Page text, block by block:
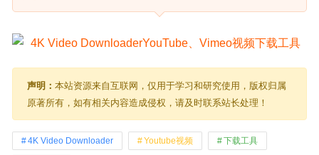
声明： 本站资源来自互联网，仅用于学习和研究使用，版权归属
原著所有，如有相关内容造成侵权，请及时联系站长处理！
4K Video Downloader Youtube视频 下载工具